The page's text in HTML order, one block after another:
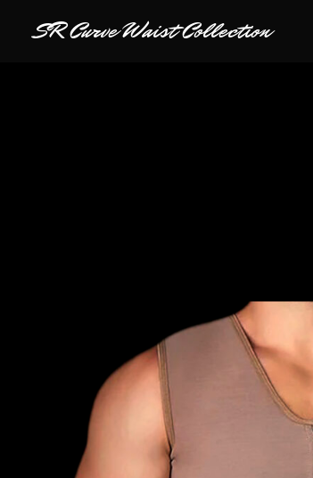
SR Curve Waist Collection